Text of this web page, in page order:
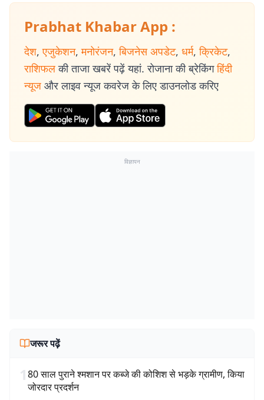
Prabhat Khabar App :
देश, एजुकेशन, मनोरंजन, बिजनेस अपडेट, धर्म, क्रिकेट,
राशिफल की ताजा खबरें पढ़ें यहां. रोजाना की ब्रेकिंग हिंदी
न्यूज और लाइव न्यूज कवरेज के लिए डाउनलोड करिए
विज्ञापन
जरूर पढ़ें
180 साल पुराने श्मशान पर कब्जे की कोशिश से भड़के ग्रामीण, किया
जोरदार प्रदर्शन